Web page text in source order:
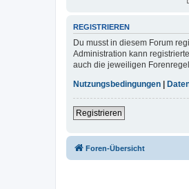
REGISTRIEREN
Du musst in diesem Forum
Administration kann
auch die jeweiligen
Nutzungsbedingungen
Registrieren
Foren-Übersicht